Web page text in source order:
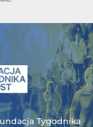
Tygodnika